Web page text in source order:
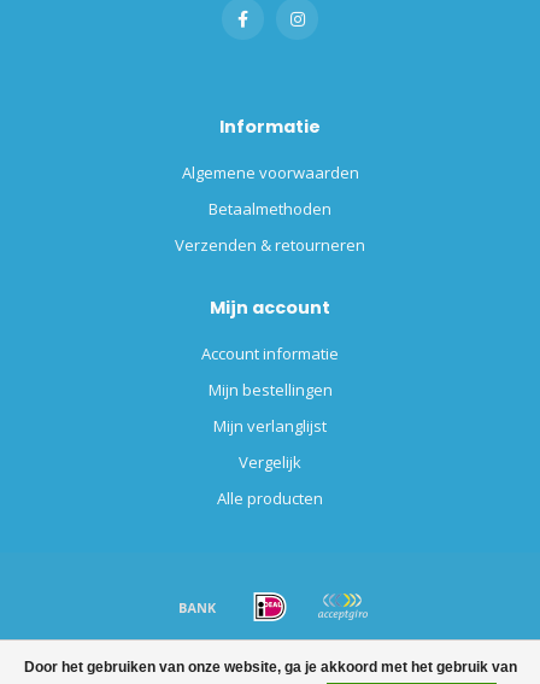
Door het gebruiken van onze website, ga je akkoord met het gebruik van
Informatie
Algemene voorwaarden
Betaalmethoden
Verzenden & retourneren
Mijn account
Account informatie
Mijn bestellingen
Mijn verlanglijst
Vergelijk
Alle producten
© Copyright 2026 Altijdverf.nl - Powered byLightspeed-Lightspeed